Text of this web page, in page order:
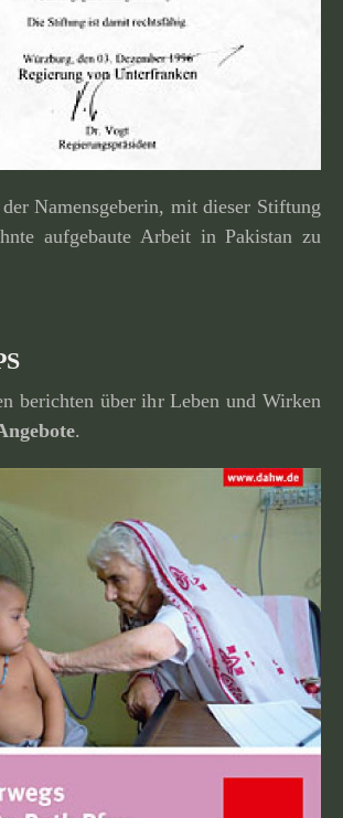
Namensgeberin, mit dieser Stiftung
aufge­baute Arbeit in Pakistan zu
berichten über ihr Leben und Wirken
.